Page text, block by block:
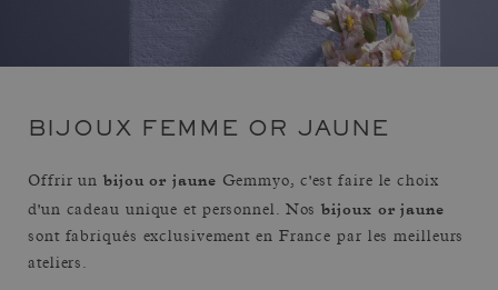
BIJOUX FEMME OR JAUNE
Offrir un bijou or jaune Gemmyo, c'est faire le choix
d'un cadeau unique et personnel. Nos bijoux or jaune
sont fabriqués exclusivement en France par les meilleurs
ateliers.